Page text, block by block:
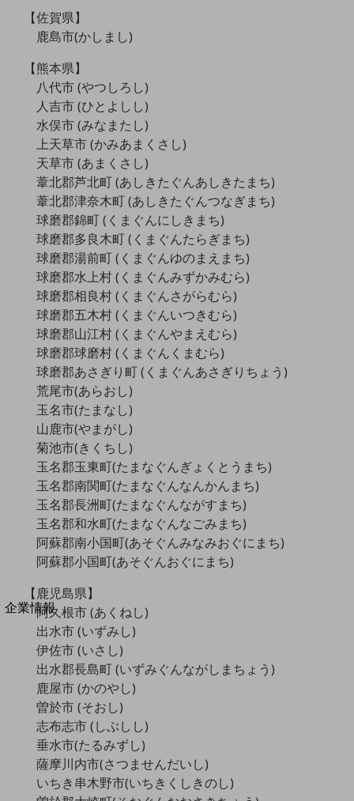
モバイル・音声
バックオフィス
リモート・ハイブリッドワーク
セキュリティ
その他のお悩みはこちら
業界から見つける
業界から見つけるTOP
小売・卸売業
地域産業
その他の業界はこちら
ゲーム感覚で見つける
ビジネスお悩み診断
NTTドコモビジネス
オンラインショップ
モバイル・ICTサービスをオンラインで
相談・申し込みができるバーチャルショップ
法人向けモバイルトップ
はじめての方へ
サービス・商品を探す
新規会員登録/ログインはこちら
100回線以上のお問い合わせ・お見積りはこちら
別ウィンドウで開きます
企業情報
企業情報TOP
会社案内
会社案内TOP
社長からのご挨拶
事業拠点
【佐賀県】
鹿島市(かしまし)
【熊本県】
八代市 (やつしろし)
人吉市 (ひとよしし)
水俣市 (みなまたし)
上天草市 (かみあまくさし)
天草市 (あまくさし)
葦北郡芦北町 (あしきたぐんあしきたまち)
葦北郡津奈木町 (あしきたぐんつなぎまち)
球磨郡錦町 (くまぐんにしきまち)
球磨郡多良木町 (くまぐんたらぎまち)
球磨郡湯前町 (くまぐんゆのまえまち)
球磨郡水上村 (くまぐんみずかみむら)
球磨郡相良村 (くまぐんさがらむら)
球磨郡五木村 (くまぐんいつきむら)
球磨郡山江村 (くまぐんやまえむら)
球磨郡球磨村 (くまぐんくまむら)
球磨郡あさぎり町 (くまぐんあさぎりちょう)
荒尾市(あらおし)
玉名市(たまなし)
山鹿市(やまがし)
菊池市(きくちし)
玉名郡玉東町(たまなぐんぎょくとうまち)
玉名郡南関町(たまなぐんなんかんまち)
玉名郡長洲町(たまなぐんながすまち)
玉名郡和水町(たまなぐんなごみまち)
阿蘇郡南小国町(あそぐんみなみおぐにまち)
阿蘇郡小国町(あそぐんおぐにまち)
【鹿児島県】
阿久根市 (あくねし)
出水市 (いずみし)
伊佐市 (いさし)
出水郡長島町 (いずみぐんながしまちょう)
鹿屋市 (かのやし)
曽於市 (そおし)
志布志市 (しぶしし)
垂水市(たるみずし)
薩摩川内市(さつませんだいし)
いちき串木野市(いちきくしきのし)